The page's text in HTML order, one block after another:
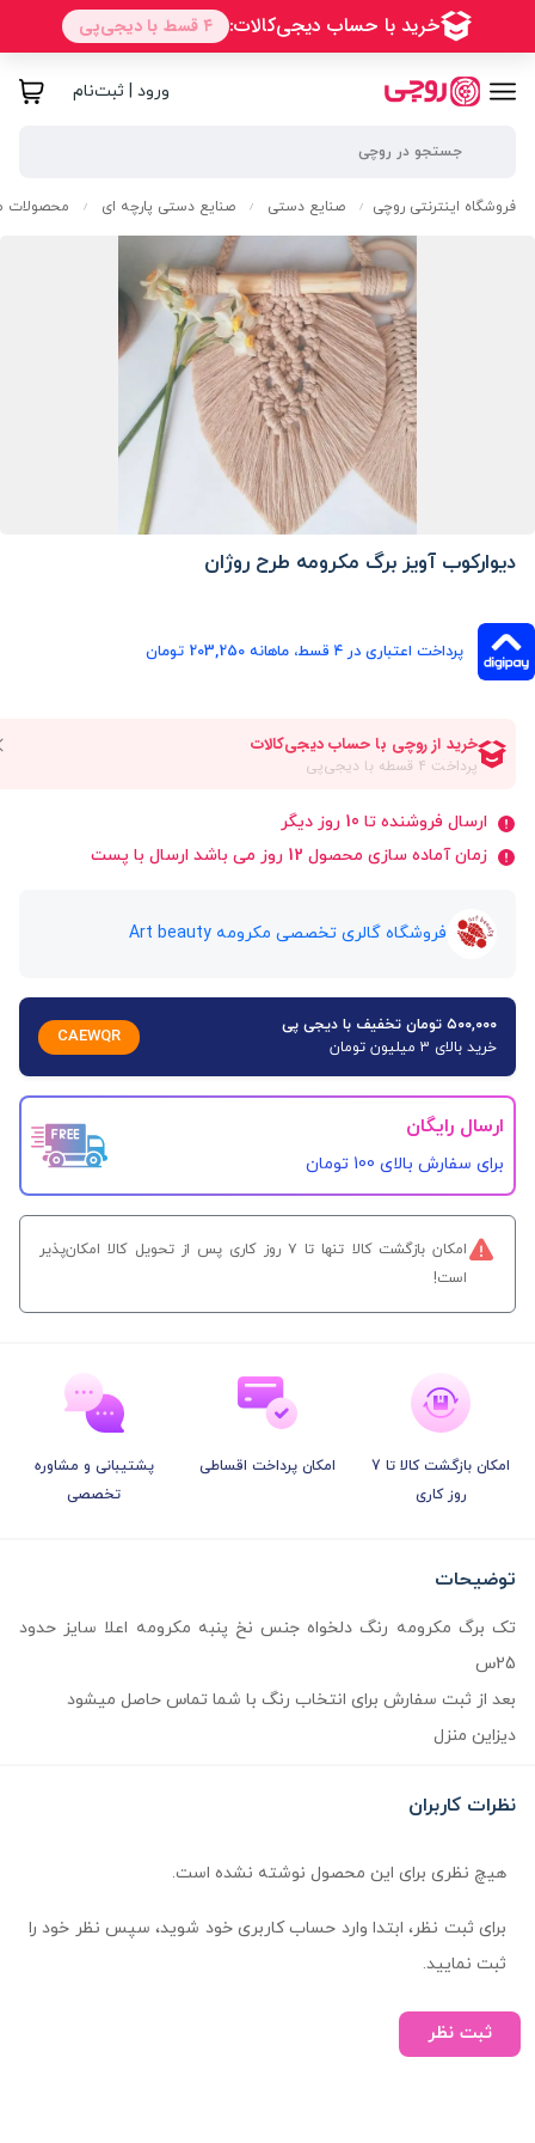
ورود | ثبت‌نام
فروشگاه اینترنتی روچی / صنایع دستی / صنایع دستی پارچه ای / محصولات
دیوارکوب آویز برگ مکرومه طرح روژان
پرداخت اعتباری در ۴ قسط، ماهانه 203,250 تومان
ارسال فروشنده تا 10 روز دیگر
زمان آماده سازی محصول 12 روز می باشد ارسال با پست
فروشگاه گالری تخصصی مکرومه Art beauty
۵۰۰,۰۰۰ تومان تخفیف با دیجی پی
خرید بالای 3 میلیون تومان
CAEWQR
ارسال رایگان
برای سفارش‌ بالای 100 تومان
امکان بازگشت کالا تنها تا ۷ روز کاری پس از تحویل کالا امکان‌پذیر
است!
امکان بازگشت کالا تا 7
روز کاری
امکان پرداخت اقساطی
پشتیبانی و مشاوره
تخصصی
توضیحات
تک برگ مکرومه رنگ دلخواه جنس نخ پنبه مکرومه اعلا سایز حدود
25س
بعد از ثبت سفارش برای انتخاب رنگ با شما تماس حاصل میشود
دیزاین منزل
نظرات کاربران
هیچ نظری برای این محصول نوشته نشده است.
برای ثبت نظر، ابتدا وارد حساب کاربری خود شوید، سپس نظر خود را
ثبت نمایید.
ثبت نظر